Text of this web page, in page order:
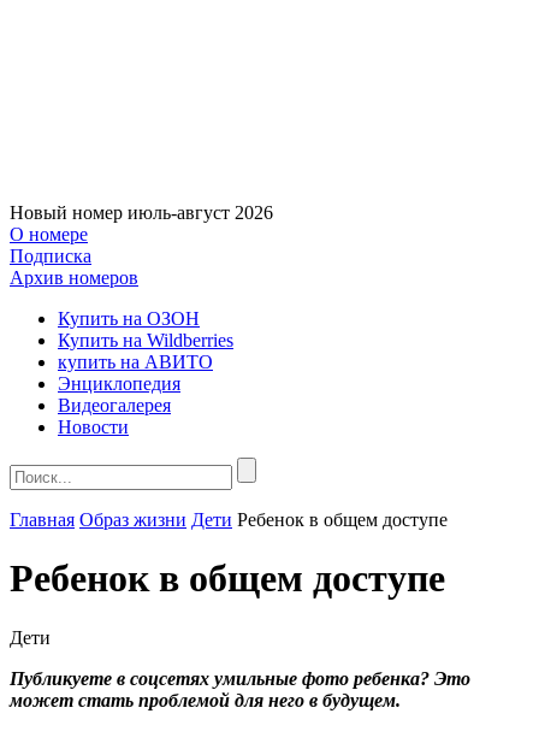
Новый номер июль-август 2026
О номере
Подписка
Архив номеров
Купить на ОЗОН
Купить на Wildberries
купить на АВИТО
Энциклопедия
Видеогалерея
Новости
Главная Образ жизни Дети Ребенок в общем доступе
Ребенок в общем доступе
Дети
Публикуете в соцсетях умильные фото ребенка? Это
может стать проблемой для него в будущем.